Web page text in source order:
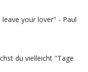
your lover" - Paul
du vielleicht "Tage